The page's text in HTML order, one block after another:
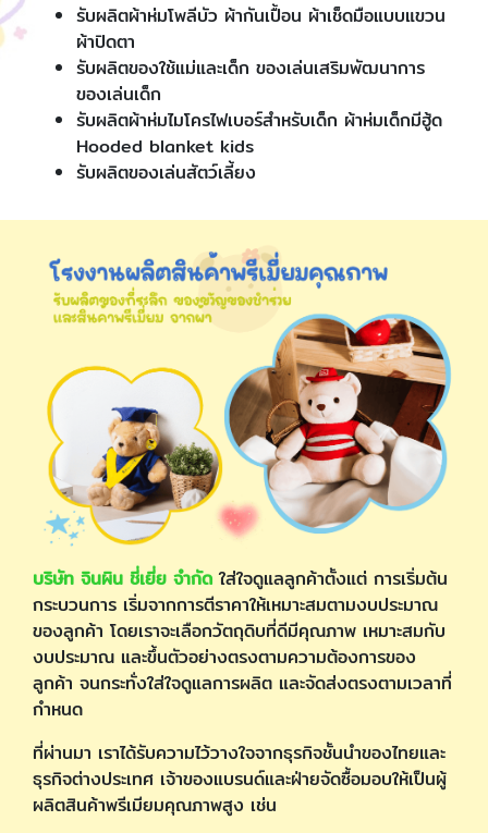
รับผลิตผ้าห่มโพลีบัว ผ้ากันเปื้อน ผ้าเช็ดมือแบบแขวน
ผ้าปิดตา
รับผลิตของใช้แม่และเด็ก ของเล่นเสริมพัฒนาการ
ของเล่นเด็ก
รับผลิตผ้าห่มไมโครไฟเบอร์สำหรับเด็ก ผ้าห่มเด็กมีฮู้ด
Hooded blanket kids
รับผลิตของเล่นสัตว์เลี้ยง
บริษัท จินผิน ชี่เยี่ย จำกัด ใส่ใจดูแลลูกค้าตั้งแต่ การเริ่มต้น
กระบวนการ เริ่มจากการตีราคาให้เหมาะสมตามงบประมาณ
ของลูกค้า โดยเราจะเลือกวัตถุดิบที่ดีมีคุณภาพ เหมาะสมกับ
งบประมาณ และขึ้นตัวอย่างตรงตามความต้องการของ
ลูกค้า จนกระทั่งใส่ใจดูแลการผลิต และจัดส่งตรงตามเวลาที่
กำหนด
ที่ผ่านมา เราได้รับความไว้วางใจจากธุรกิจชั้นนำของไทยและ
ธุรกิจต่างประเทศ เจ้าของแบรนด์และฝ่ายจัดซื้อมอบให้เป็นผู้
ผลิตสินค้าพรีเมียมคุณภาพสูง เช่น